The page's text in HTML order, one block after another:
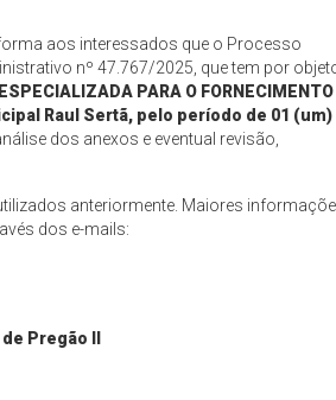
aos interessados que o Processo
nº 47.767/2025, que tem por
PARA O FORNECIMENTO
Raul Sertã, pelo período de 01 (um)
dos anexos e eventual revisão,
anteriormente. Maiores
dos e-mails:
Pregão II